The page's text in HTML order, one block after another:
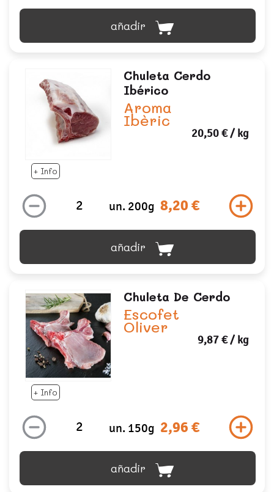
añadir
+ Info
Chuleta Cerdo
Ibérico
Aroma
Ibèric
20,50 €/ kg
un. 200g 8,20 €
añadir
+ Info
Chuleta De Cerdo
Escofet
Oliver
9,87 €/ kg
un. 150g 2,96 €
añadir